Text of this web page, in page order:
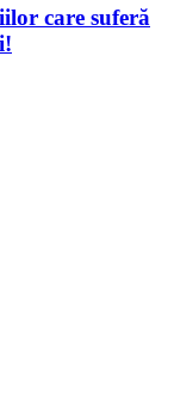
care suferă